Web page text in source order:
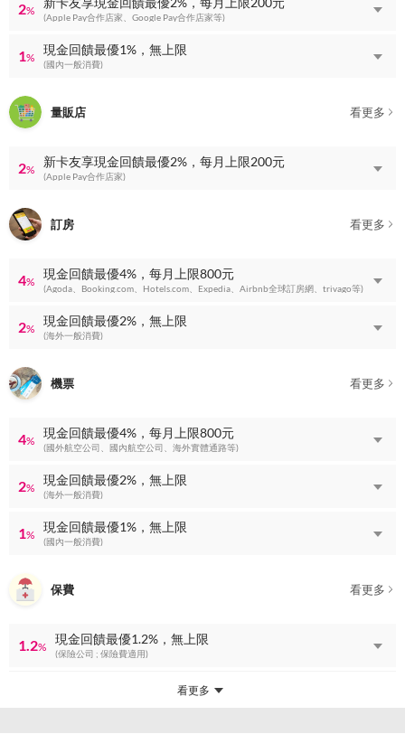
2% (Apple Pay合作店家、Google Pay合作店家等)
1%
現金回饋最優1%，無上限
(國內一般消費)
量販店 看更多
2%
新卡友享現金回饋最優2%，每月上限200元
(Apple Pay合作店家)
訂房 看更多
4%
現金回饋最優4%，每月上限800元
(Agoda、Booking.com、Hotels.com、Expedia、Airbnb全球訂房網、trivago等)
2%
現金回饋最優2%，無上限
(海外一般消費)
機票 看更多
4%
現金回饋最優4%，每月上限800元
(國外航空公司、國內航空公司、海外實體通路等)
2%
現金回饋最優2%，無上限
(海外一般消費)
1%
現金回饋最優1%，無上限
(國內一般消費)
保費 看更多
1.2%
現金回饋最優1.2%，無上限
(保險公司 ; 保險費適用)
看更多